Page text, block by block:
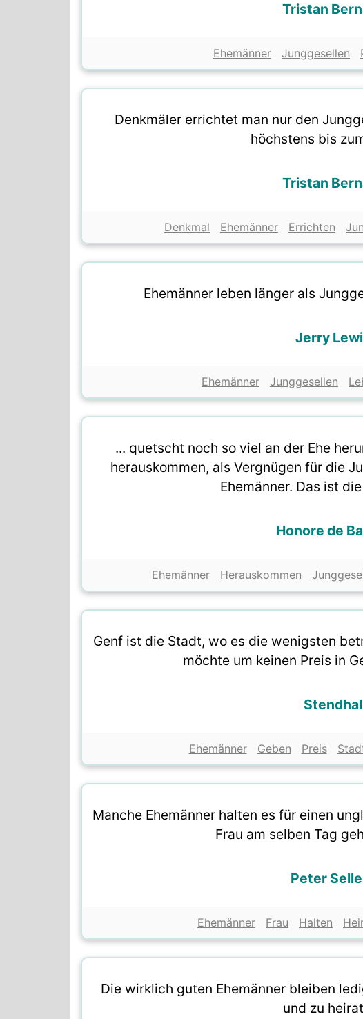
Tristan
Ehemänner Junggesellen
Denkmäler errichtet man nur den
höchstens bis
Tristan
Denkmal Ehemänner Errichten
Ehemänner leben länger als
Jerry
Ehemänner Junggesellen
... quetscht noch so viel an der Ehe
herauskommen, als Vergnügen für die
Ehemänner. Das ist
Honore de
Ehemänner Herauskommen
Genf ist die Stadt, wo es die wenigsten
möchte um keinen Preis in
Stendhal
Ehemänner Geben Preis
Manche Ehemänner halten es für einen
Frau am selben Tag
Peter
Ehemänner Frau Halten
Die wirklich guten Ehemänner bleiben
und zu